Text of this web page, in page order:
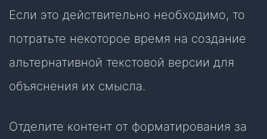
Если это действительно необходимо, то
потратьте некоторое время на создание
альтернативной текстовой версии для
объяснения их смысла.
Отделите контент от форматирования за